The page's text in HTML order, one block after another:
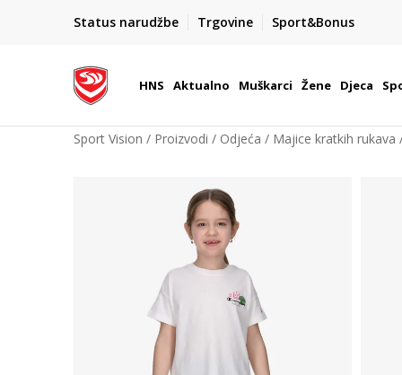
Status narudžbe Trgovine Sport&Bonus
BOX NOW
Dostava 1,50 €
| Više od 800 paketomata u
HNS Aktualno Muškarci Žene Djeca
Sport Vision Proizvodi Odjeća Majice kratkih rukava